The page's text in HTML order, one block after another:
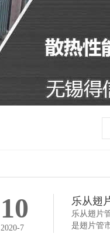
10
2020-7
乐从翅
乐从翅片
是翅片管